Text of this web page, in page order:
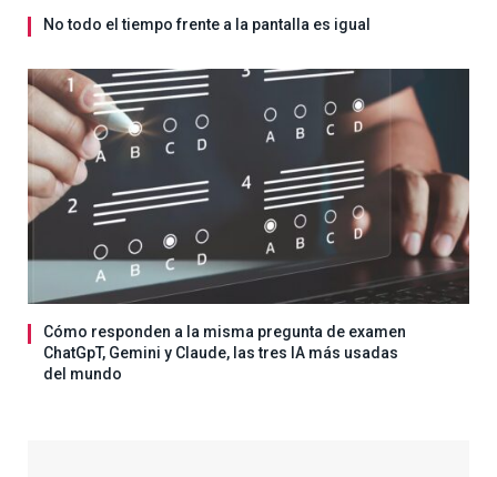
No todo el tiempo frente a la pantalla es igual
Cómo responden a la misma pregunta de examen
ChatGpT, Gemini y Claude, las tres IA más usadas
del mundo